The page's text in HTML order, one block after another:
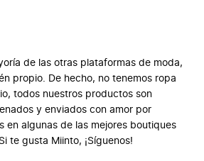
de las otras plataformas de moda,
propio. De hecho, no tenemos ropa
todos nuestros productos son
y enviados con amor por
en algunas de las mejores boutiques
te gusta Miinto, ¡Síguenos!